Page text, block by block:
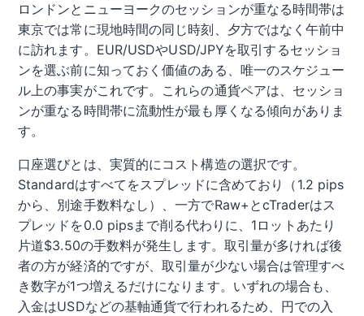
ロンドンとニューヨークのセッションが重なる時間帯は
東京では常に現地時間の同じ時刻、夕方ではなく午前中
に訪れます。EUR/USDやUSD/JPYを取引するセッショ
ンを選ぶ前に知っておく価値のある、唯一のスケジュー
ル上の事実がこれです。これらの通貨ペアは、セッショ
ンが重なる時間帯に流動性が最も厚くなる傾向がありま
す。
口座選びとは、実質的にコスト構造の選択です。
Standardはすべてをスプレッドに含めており（1.2 pips
から、別途手数料なし）、一方でRaw+とcTraderはス
プレッドを0.0 pipsまで削る代わりに、1ロットあたり
片道$3.50の手数料が発生します。取引量が多ければ後
者の方が経済的ですが、取引量が少ない場合は管理すべ
き数字が1つ増えるだけになります。いずれの場合も、
入金はUSDなどの基軸通貨で行われるため、円での入